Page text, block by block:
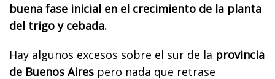
buena fase inicial en el crecimiento de la planta
del trigo y cebada.
Hay algunos excesos sobre el sur de la provincia
de Buenos Aires pero nada que retrase